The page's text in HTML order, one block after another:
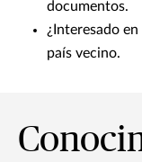
documentos.
¿Interesado
país vecino.